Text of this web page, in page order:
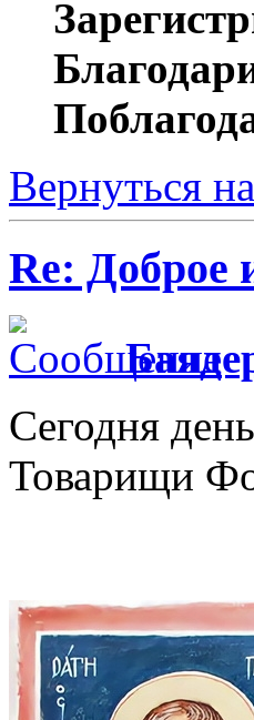
Вернуться
Re: Доброе
Сегодня
Товарищи